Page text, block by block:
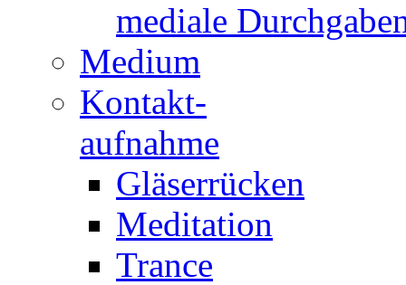
mediale
Medium
Kontakt-
aufnahme
Gläserrücken
Meditation
Trance